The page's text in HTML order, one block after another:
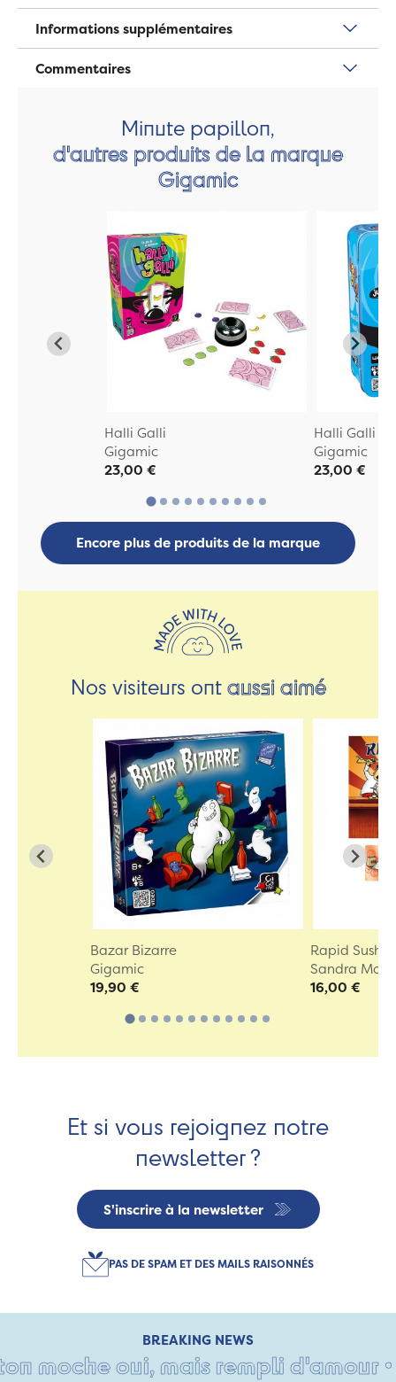
Informations supplémentaires
Commentaires
Minute papillon,
d'autres produits de la marque
Gigamic
Halli Galli
Gigamic
23,00 €
Halli Galli
Gigamic
23,00 €
Encore plus de produits de la marque
Nos visiteurs ontaussi aimé
Bazar Bizarre
Gigamic
19,90 €
Rapid Sushi
Sandra
16,00 €
Et si vous rejoignez notre
newsletter ?
S'inscrire à la newsletter
PAS DE SPAM ET DES MAILS RAISONNÉS
BREAKING NEWS
oui, mais rempli d'amour •